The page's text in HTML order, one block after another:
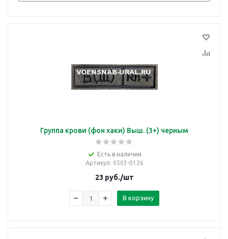
Группа крови (фон хаки) Выш. (3+) черным
Есть в наличии
Артикул: 0503-0126
23 руб./шт
В корзину